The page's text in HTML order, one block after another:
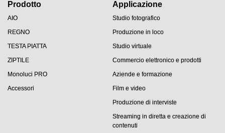
Prodotto
AIO
REGNO
TESTA PIATTA
ZIPTILE
Monoluci PRO
Accessori
Applicazione
Studio fotografico
Produzione in loco
Studio virtuale
Commercio elettronico e prodotti
Aziende e formazione
Film e video
Produzione di interviste
Streaming in diretta e creazione di
contenuti